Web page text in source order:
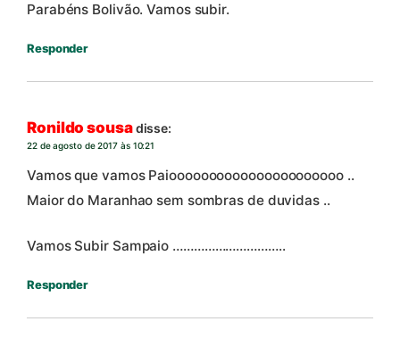
Parabéns Bolivão. Vamos subir.
Responder
Ronildo sousadisse:
22 de agosto de 2017 às 10:21
Vamos que vamos Paioooooooooooooooooooooo ..
Maior do Maranhao sem sombras de duvidas ..
Vamos Subir Sampaio …………………………..
Responder